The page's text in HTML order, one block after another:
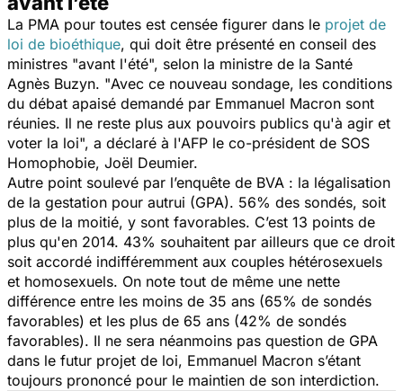
La PMA pour toutes est censée figurer dans le projet de
loi de bioéthique, qui doit être présenté en conseil des
ministres "avant l'été", selon la ministre de la Santé
Agnès Buzyn. "Avec ce nouveau sondage, les conditions
du débat apaisé demandé par Emmanuel Macron sont
réunies. Il ne reste plus aux pouvoirs publics qu'à agir et
voter la loi", a déclaré à l'AFP le co-président de SOS
Homophobie, Joël Deumier.
Autre point soulevé par l’enquête de BVA : la légalisation
de la gestation pour autrui (GPA). 56% des sondés, soit
plus de la moitié, y sont favorables. C’est 13 points de
plus qu'en 2014. 43% souhaitent par ailleurs que ce droit
soit accordé indifféremment aux couples hétérosexuels
et homosexuels. On note tout de même une nette
différence entre les moins de 35 ans (65% de sondés
favorables) et les plus de 65 ans (42% de sondés
favorables). Il ne sera néanmoins pas question de GPA
dans le futur projet de loi, Emmanuel Macron s’étant
toujours prononcé pour le maintien de son interdiction.